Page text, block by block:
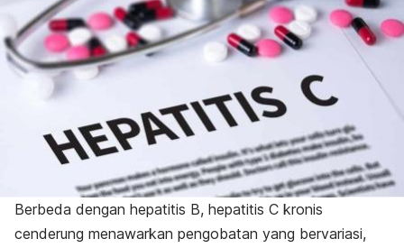
Berbeda dengan hepatitis B, hepatitis C kronis
cenderung menawarkan pengobatan yang bervariasi,